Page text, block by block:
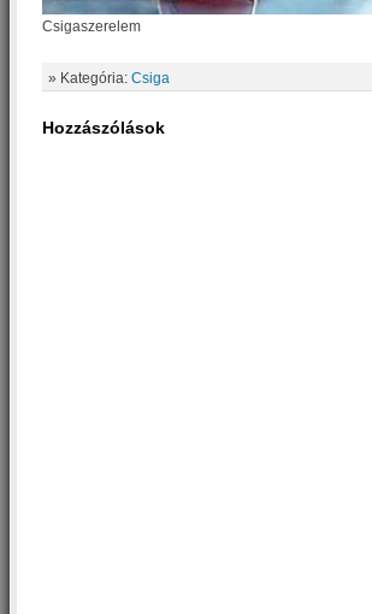
Csigaszerelem
» Kategória: Csiga
Hozzászólások